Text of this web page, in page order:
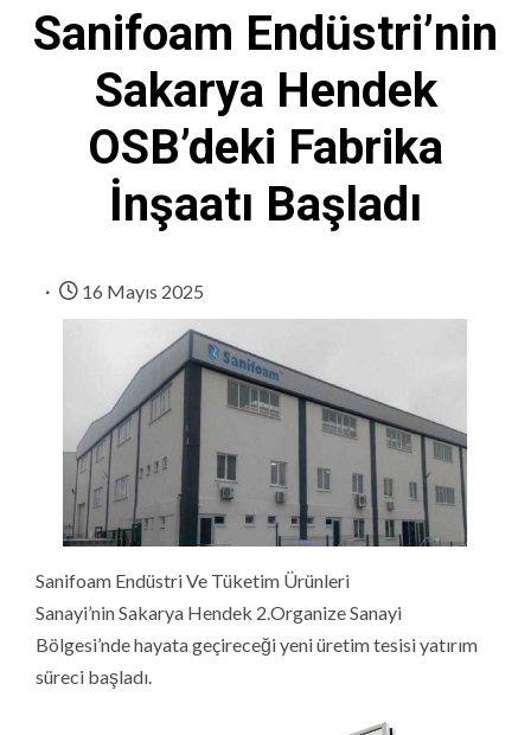
Sanifoam Endüstri’nin
Sakarya Hendek
OSB’deki Fabrika
İnşaatı Başladı
16 Mayıs 2025
Sanifoam Endüstri Ve Tüketim Ürünleri
Sanayi’nin Sakarya Hendek 2.Organize Sanayi
Bölgesi’nde hayata geçireceği yeni üretim tesisi yatırım
süreci başladı.